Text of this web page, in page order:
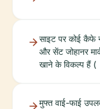
साइट पर कोई कैफे
और सेंट जोहानर
खाने के विकल्प हैं (
मुफ्त वाई-फाई